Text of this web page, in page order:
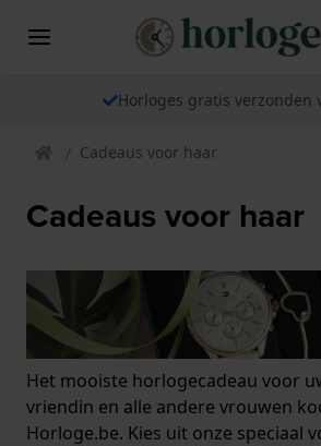
Horloges gratis verzonden
Cadeaus voor haar
Cadeaus voor haar
Het mooiste horlogecadeau voor
vriendin en alle andere vrouwen
Horloge.be. Kies uit onze speciaal